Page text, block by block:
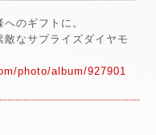
のギフトに。
なサプライズダイヤモ
photo/album/927901